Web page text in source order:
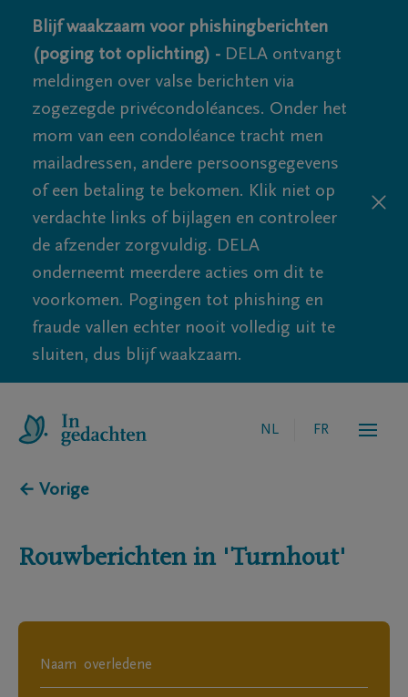
Blijf waakzaam voor phishingberichten
(poging tot oplichting) - DELA ontvangt
meldingen over valse berichten via
zogezegde privécondoléances. Onder het
mom van een condoléance tracht men
mailadressen, andere persoonsgegevens
of een betaling te bekomen. Klik niet op
verdachte links of bijlagen en controleer
de afzender zorgvuldig. DELA
onderneemt meerdere acties om dit te
voorkomen. Pogingen tot phishing en
fraude vallen echter nooit volledig uit te
sluiten, dus blijf waakzaam.
NL FR
← Vorige
Rouwberichten in 'Turnhout'